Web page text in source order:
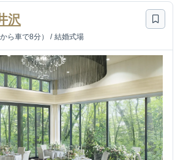
沢
ら車で8分） / 結婚式場